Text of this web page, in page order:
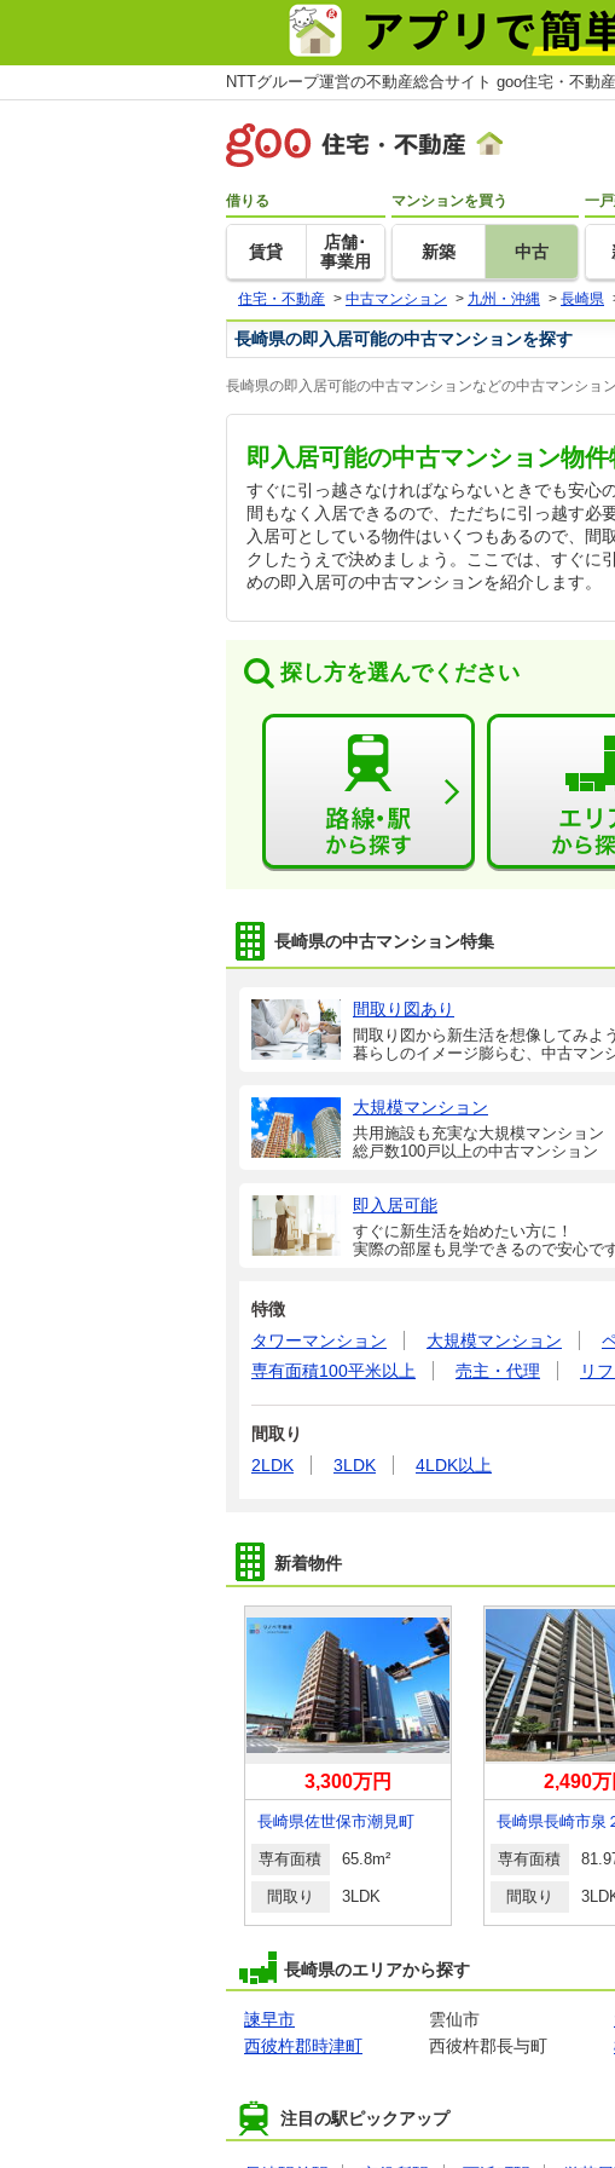
NTTグループ運営の不動産総合サイト goo住宅・不動産
借りる
賃貸
店舗･
事業用
マンションを買う
新築 中古
一
住宅・不動産 > 中古マンション > 九州・沖縄 > 長崎県
長崎県の即入居可能の中古マンションを探す
長崎県の即入居可能の中古マンションなどの中古マンショ
即入居可能の中古マンション物件
すぐに引っ越さなければならないときでも安心
間もなく入居できるので、ただちに引っ越す必
入居可としている物件はいくつもあるので、間
クしたうえで決めましょう。ここでは、すぐに
めの即入居可の中古マンションを紹介します。
探し方を選んでください
長崎県の中古マンション特集
間取り図あり
間取り図から新生活を想像してみよ
暮らしのイメージ膨らむ、中古マン
大規模マンション
共用施設も充実な大規模マンション
総戸数100戸以上の中古マンション
即入居可能
すぐに新生活を始めたい方に！
実際の部屋も見学できるので安心で
特徴
タワーマンション
大規模マンション
専有面積100平米以上
売主・代理 リ
間取り
2LDK
3LDK 4LDK以上
新着物件
3,300万円
長崎県佐世保市潮見町
専有面積 65.8m²
間取り 3LDK
2,490万
長崎県長崎市泉
専有面積
間取り
長崎県のエリアから探す
諫早市 雲仙市
西彼杵郡時津町
西彼杵郡長与町
注目の駅ピックアップ